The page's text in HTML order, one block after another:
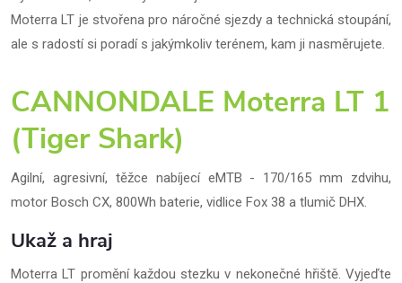
Moterra LT je stvořena pro náročné sjezdy a technická stoupání,
ale s radostí si poradí s jakýmkoliv terénem, kam ji nasměrujete.
CANNONDALE Moterra LT 1
(Tiger Shark)
Agilní, agresivní, těžce nabíjecí eMTB - 170/165 mm zdvihu,
motor Bosch CX, 800Wh baterie, vidlice Fox 38 a tlumič DHX.
Ukaž a hraj
Moterra LT promění každou stezku v nekonečné hřiště. Vyjeďte